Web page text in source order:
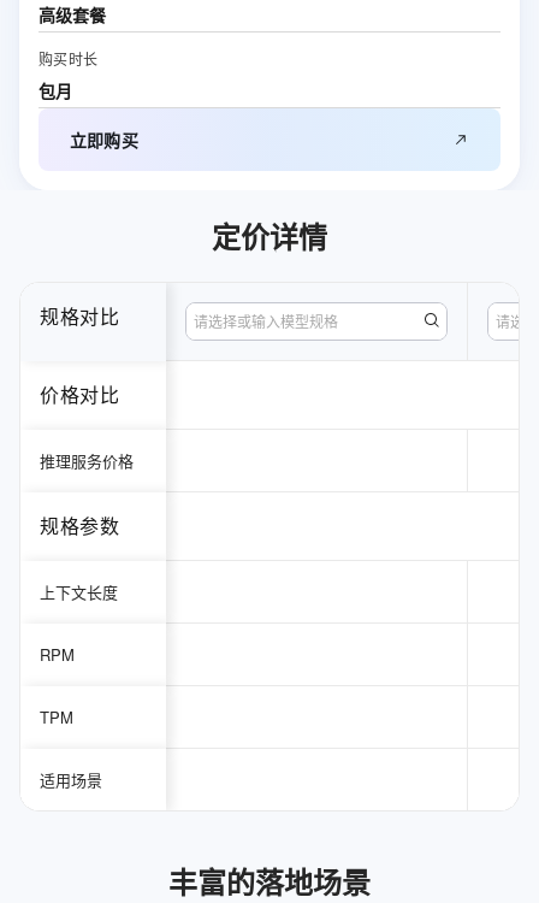
高级套餐
购买时长
包月
立即购买
定价详情
规格对比 请选择或输入模型规格 请选
价格对比
推理服务价格
规格参数
上下文长度
RPM
TPM
适用场景
丰富的落地场景